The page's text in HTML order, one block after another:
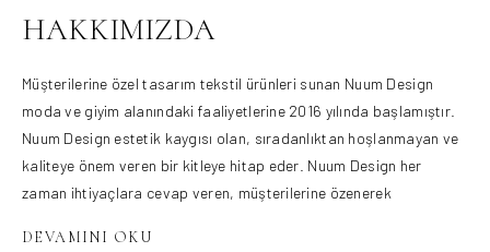
HAKKIMIZDA
Müşterilerine özel tasarım tekstil ürünleri sunan Nuum Design
moda ve giyim alanındaki faaliyetlerine 2016 yılında başlamıştır.
Nuum Design estetik kaygısı olan, sıradanlıktan hoşlanmayan ve
kaliteye önem veren bir kitleye hitap eder. Nuum Design her
zaman ihtiyaçlara cevap veren, müşterilerine özenerek
buluşturmayı ilke edinen bir firmadır. Moda ve kumaş